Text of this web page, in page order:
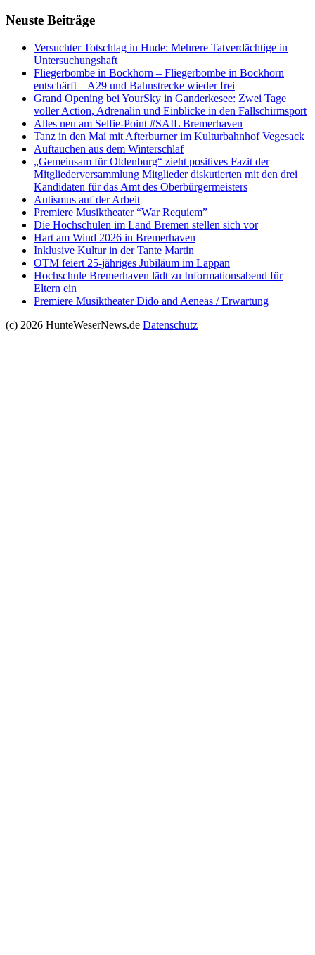
Neuste Beiträge
Versucht­er Totschlag in Hude: Mehrere Tatverdächtige in
Untersuchungshaft
Fliegerbombe in Bockhorn – Fliegerbombe in Bockhorn
entschärft – A29 und Bahnstrecke wieder frei
Grand Opening bei YourSky in Ganderkesee: Zwei Tage
voller Action, Adrenalin und Einblicke in den Fallschirmsport
Alles neu am Selfie-Point #SAIL Bremerhaven
Tanz in den Mai mit Afterburner im Kulturbahnhof Vegesack
Auftauchen aus dem Winterschlaf
„Gemeinsam für Oldenburg“ zieht positives Fazit der
Mitgliederversammlung Mitglieder diskutierten mit den drei
Kandidaten für das Amt des Oberbürgermeisters
Autismus auf der Arbeit
Premiere Musiktheater “War Requiem”
Die Hochschulen im Land Bremen stellen sich vor
Hart am Wind 2026 in Bremerhaven
Inklusive Kultur in der Tante Martin
OTM feiert 25-jähriges Jubiläum im Lappan
Hochschule Bremerhaven lädt zu Informationsabend für
Eltern ein
Premiere Musiktheater Dido and Aeneas / Erwartung
(c) 2026 HunteWeserNews.de Datenschutz